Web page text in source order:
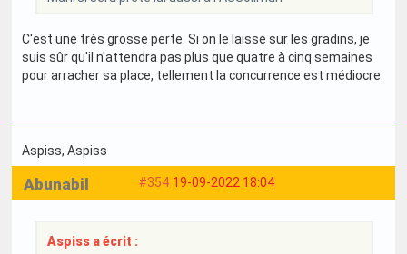
C'est une très grosse perte. Si on le laisse sur les gradins, je
suis sûr qu'il n'attendra pas plus que quatre à cinq semaines
pour arracher sa place, tellement la concurrence est médiocre.
Aspiss, Aspiss
#354 19-09-2022 18:04
Abunabil
Aspiss a écrit :